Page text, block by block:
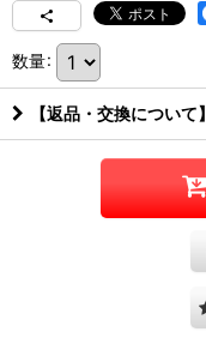
数量:
【返品・交換について】